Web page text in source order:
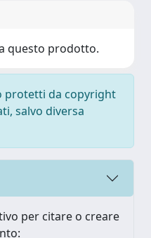
questo prodotto.
protetti da copyright
salvo diversa
per citare o creare